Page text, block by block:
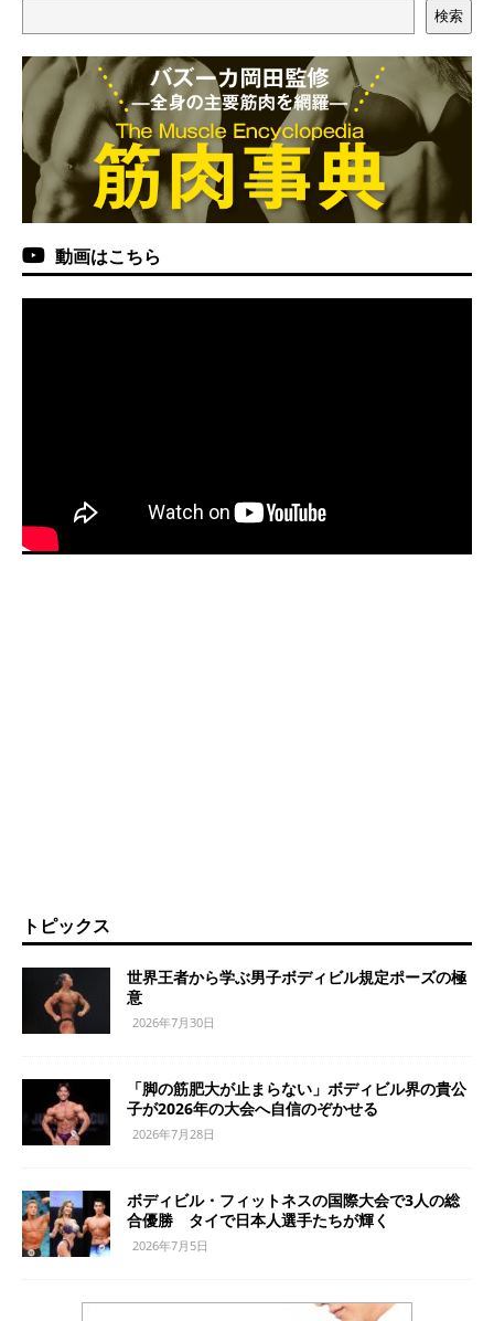
検索
動画はこちら
トピックス
世界王者から学ぶ男子ボディビル規定ポーズの極
意
2026年7月30日
「脚の筋肥大が止まらない」ボディビル界の貴公
子が2026年の大会へ自信のぞかせる
2026年7月28日
ボディビル・フィットネスの国際大会で3人の総
合優勝 タイで日本人選手たちが輝く
2026年7月5日